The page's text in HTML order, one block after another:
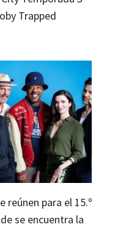
Trapped
reúnen para el 15.º
se encuentra la